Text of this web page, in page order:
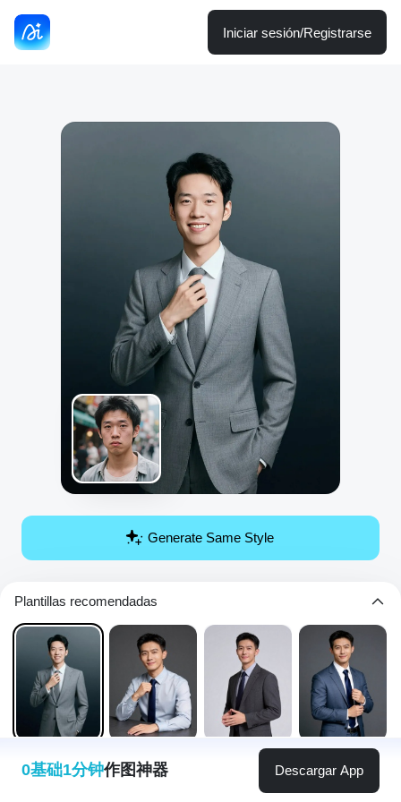
Iniciar sesión/Registrarse
Generate Same Style
Plantillas recomendadas
0基础1分钟作图神器 Descargar App